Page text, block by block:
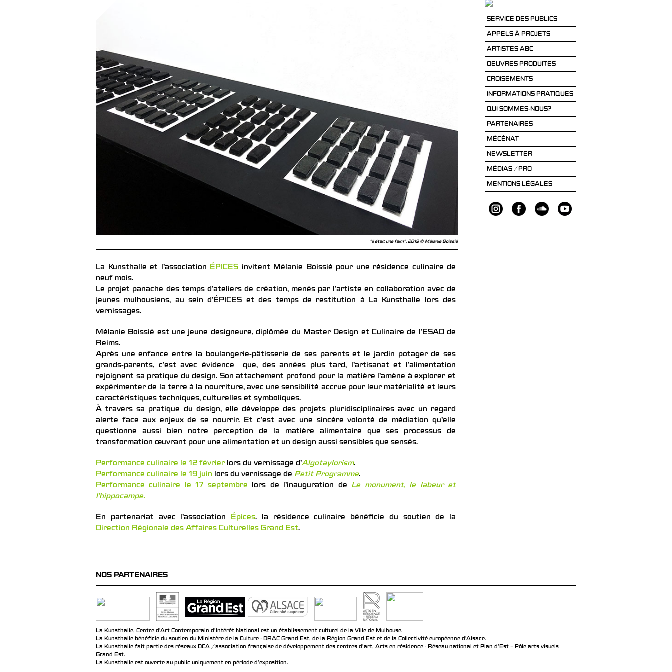
"Il était une faim", 2019 © Mélanie Boissié
La Kunsthalle et l’association ÉPICES invitent Mélanie Boissié pour une résidence culinaire de
neuf mois.
Le projet panache des temps d’ateliers de création, menés par l’artiste en collaboration avec de
jeunes mulhousiens, au sein d’ÉPICES et des temps de restitution à La Kunsthalle lors des
vernissages.
Mélanie Boissié est une jeune designeure, diplômée du Master Design et Culinaire de l’ESAD de
Reims.
Après une enfance entre la boulangerie-pâtisserie de ses parents et le jardin potager de ses
grands-parents, c’est avec évidence que, des années plus tard, l’artisanat et l’alimentation
rejoignent sa pratique du design. Son attachement profond pour la matière l’amène à explorer et
expérimenter de la terre à la nourriture, avec une sensibilité accrue pour leur matérialité et leurs
caractéristiques techniques, culturelles et symboliques.
À travers sa pratique du design, elle développe des projets pluridisciplinaires avec un regard
alerte face aux enjeux de se nourrir. Et c’est avec une sincère volonté de médiation qu’elle
questionne aussi bien notre perception de la matière alimentaire que ses processus de
transformation œuvrant pour une alimentation et un design aussi sensibles que sensés.
Performance culinaire le 12 février lors du vernissage d’Algotaylorism.
Performance culinaire le 19 juin lors du vernissage de Petit Programme.
Performance culinaire le 17 septembre lors de l’inauguration de Le monument, le labeur et
l’hippocampe.
En partenariat avec l’association Épices. la résidence culinaire bénéficie du soutien de la
Direction Régionale des Affaires Culturelles Grand Est.
SERVICE DES PUBLICS
APPELS À PROJETS
ARTISTES ABC
OEUVRES PRODUITES
CROISEMENTS
INFORMATIONS PRATIQUES
QUI SOMMES-NOUS?
PARTENAIRES
MÉCÉNAT
NEWSLETTER
MÉDIAS / PRO
MENTIONS LÉGALES
NOS PARTENAIRES
La Kunsthalle, Centre d’Art Contemporain d’Intérêt National est un établissement culturel de la Ville de Mulhouse.
La Kunsthalle bénéficie du soutien du Ministère de la Culture - DRAC Grand Est, de la Région Grand Est et de la Collectivité européenne d’Alsace.
La Kunsthalle fait partie des réseaux DCA / association française de développement des centres d'art, Arts en résidence - Réseau national et Plan d’Est – Pôle arts visuels
Grand Est.
La Kunsthalle est ouverte au public uniquement en période d'exposition.